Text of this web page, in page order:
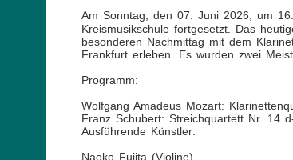
Am Sonntag, den 07. Juni 2026, um
Kreismusikschule fortgesetzt. Das
besonderen Nachmittag mit dem
Frankfurt erleben. Es wurden zwei
Programm:
Wolfgang Amadeus Mozart:
Franz Schubert: Streichquartett Nr. 14
Ausführende Künstler:
Naoko Fujita (Violine)